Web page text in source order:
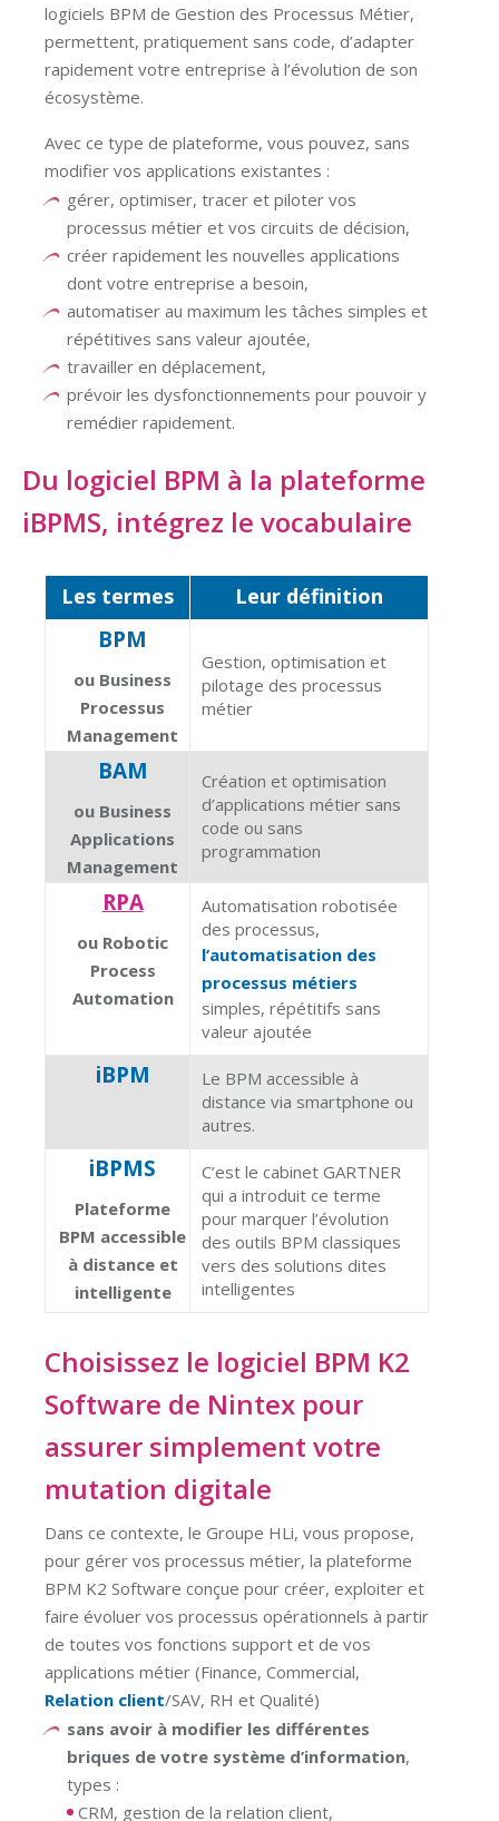
logiciels BPM de Gestion des Processus Métier,
permettent, pratiquement sans code, d’adapter
rapidement votre entreprise à l’évolution de son
écosystème.
Avec ce type de plateforme, vous pouvez, sans
modifier vos applications existantes :
gérer, optimiser, tracer et piloter vos
processus métier et vos circuits de décision,
créer rapidement les nouvelles applications
dont votre entreprise a besoin,
automatiser au maximum les tâches simples et
répétitives sans valeur ajoutée,
travailler en déplacement,
prévoir les dysfonctionnements pour pouvoir y
remédier rapidement.
Du logiciel BPM à la plateforme
iBPMS, intégrez le vocabulaire
Les termes Leur définition
BPM
ou Business
Processus
Management
Gestion, optimisation et
pilotage des processus
métier
BAM
ou Business
Applications
Management
Création et optimisation
d’applications métier sans
code ou sans
programmation
RPA
ou Robotic
Process
Automation
Automatisation robotisée
des processus,
l’automatisation des
processus métiers
simples, répétitifs sans
valeur ajoutée
iBPM
Le BPM accessible à
distance via smartphone ou
autres.
iBPMS
Plateforme
BPM accessible
à distance et
intelligente
C’est le cabinet GARTNER
qui a introduit ce terme
pour marquer l’évolution
des outils BPM classiques
vers des solutions dites
intelligentes
Choisissez le logiciel BPM K2
Software de Nintex pour
assurer simplement votre
mutation digitale
Dans ce contexte, le Groupe HLi, vous propose,
pour gérer vos processus métier, la plateforme
BPM K2 Software conçue pour créer, exploiter et
faire évoluer vos processus opérationnels à partir
de toutes vos fonctions support et de vos
applications métier (Finance, Commercial,
Relation client/SAV, RH et Qualité)
sans avoir à modifier les différentes
briques de votre système d’information,
types :
CRM, gestion de la relation client,